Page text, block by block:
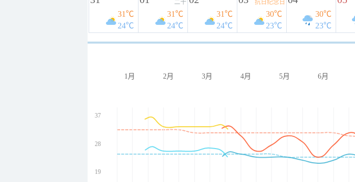
31℃
24℃
二十
31℃
24℃
31℃
24℃
抗日纪念日
30℃
23℃
30℃
23℃
1月 2月 3月 4月 5月 6月
37
28
19